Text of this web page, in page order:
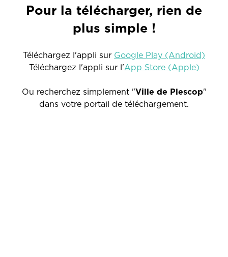
Pour la télécharger, rien de
plus simple !
Téléchargez l'appli sur Google Play (Android)
Téléchargez l'appli sur l'App Store (Apple)
Ou recherchez simplement "Ville de Plescop"
dans votre portail de téléchargement.